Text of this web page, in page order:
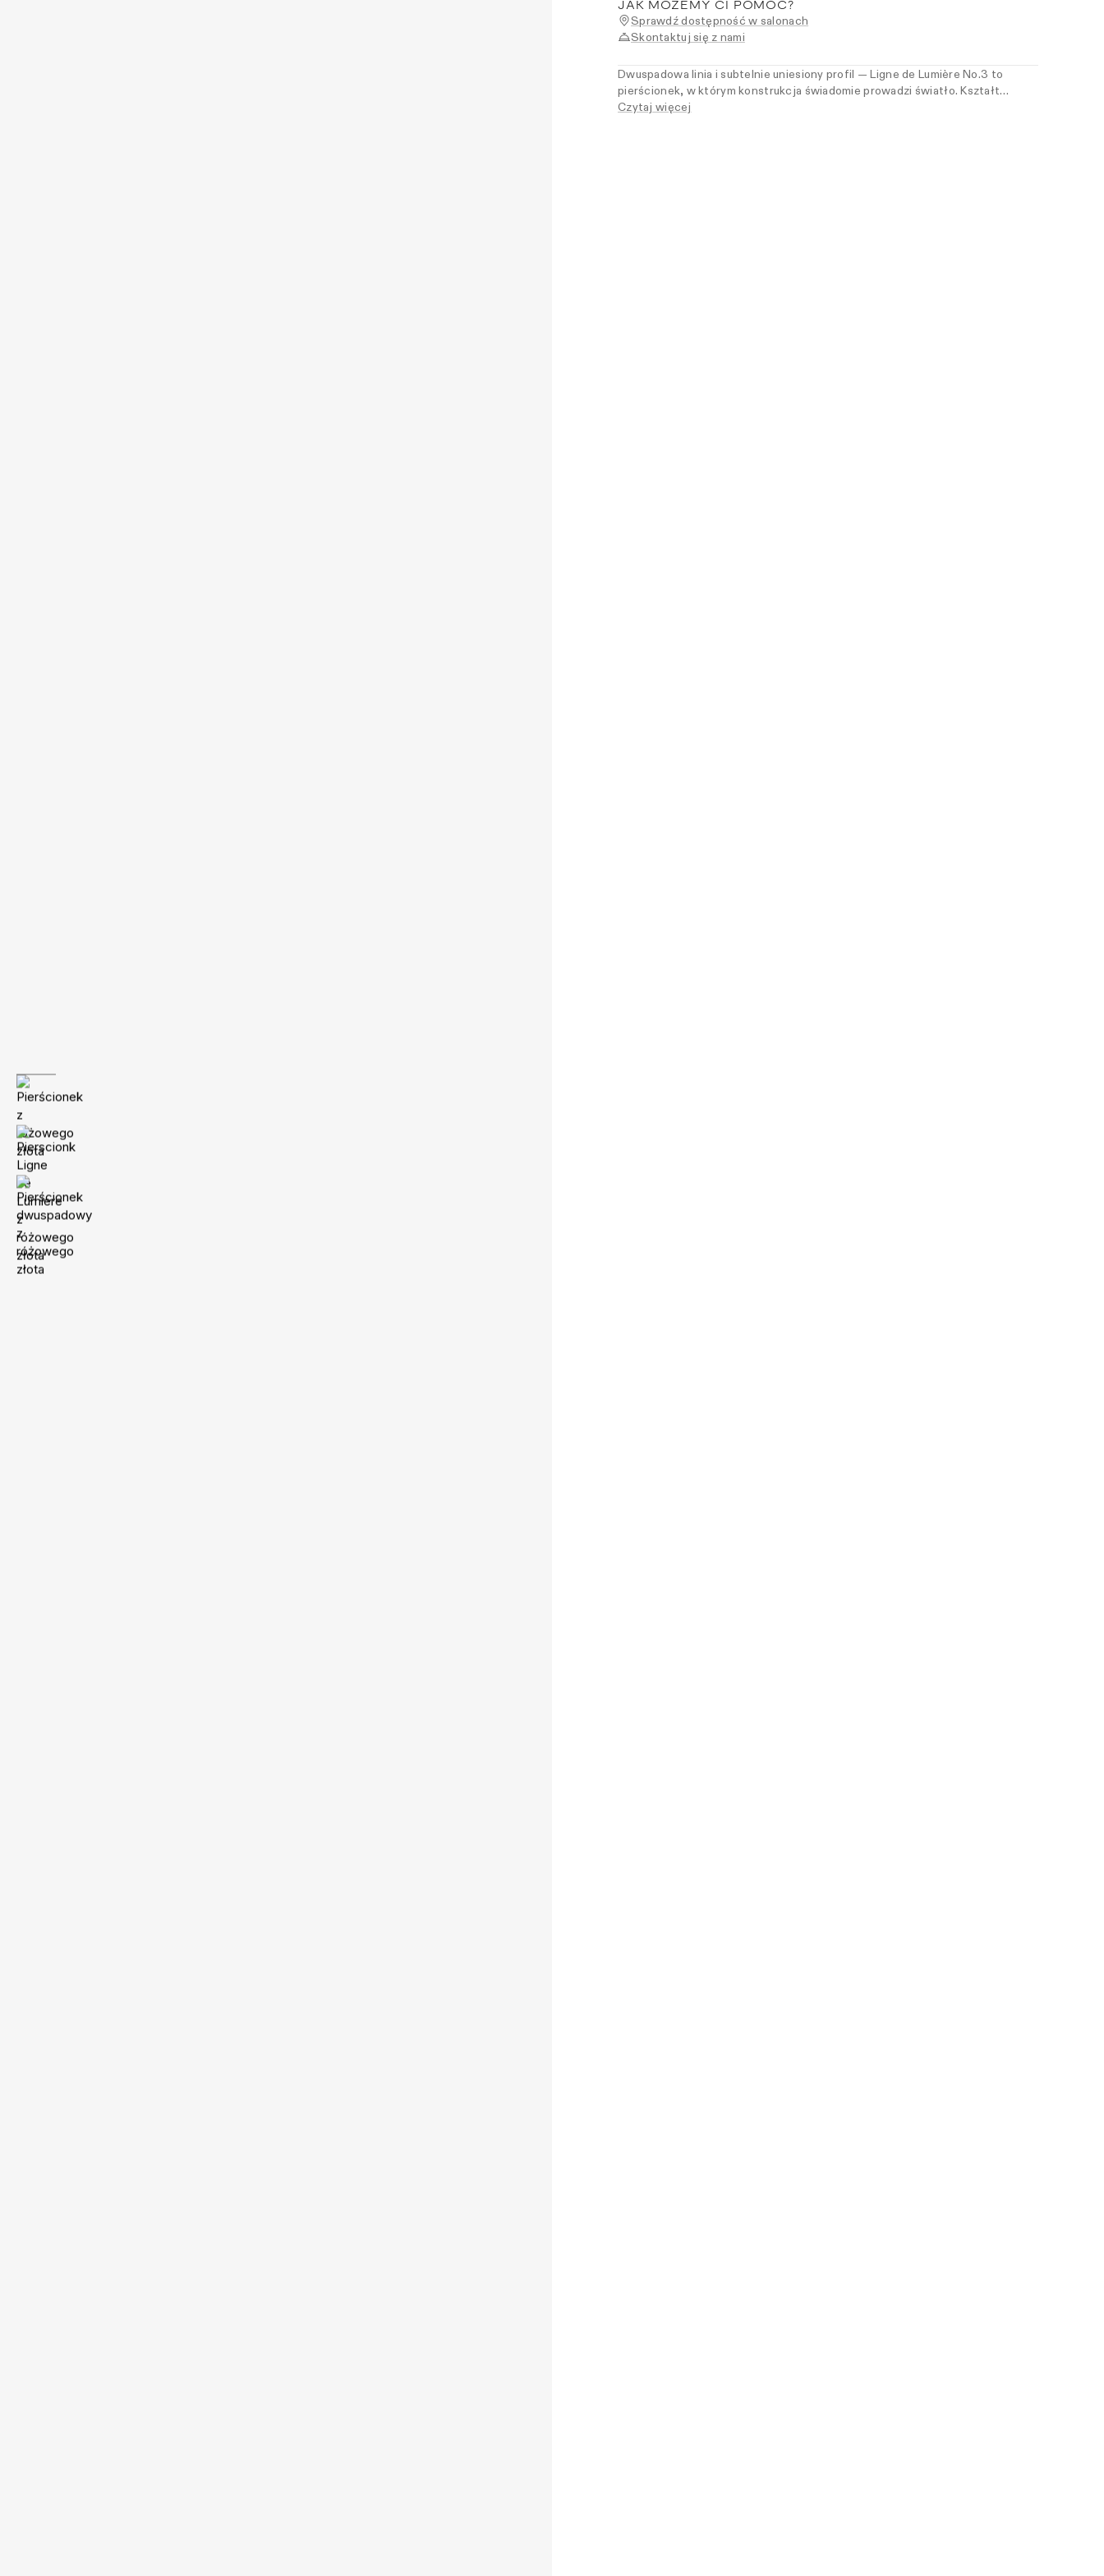
JAK MOŻEMY CI POMÓC?
Sprawdź dostępność w salonach
Skontaktuj się z nami
Dwuspadowa linia i subtelnie uniesiony profil — Ligne de Lumière No.3 to
pierścionek, w którym konstrukcja świadomie prowadzi światło. Kształt
inspirowany tradycjami wschodu, przekształca ją w nowoczesny,
Czytaj więcej